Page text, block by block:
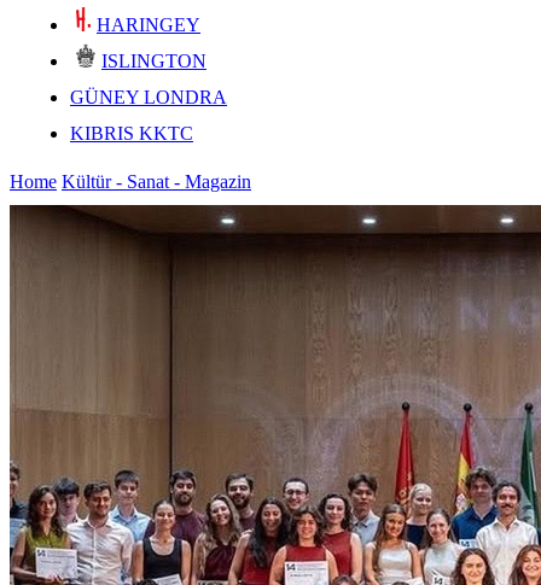
HARINGEY
ISLINGTON
GÜNEY LONDRA
KIBRIS KKTC
Home Kültür - Sanat - Magazin